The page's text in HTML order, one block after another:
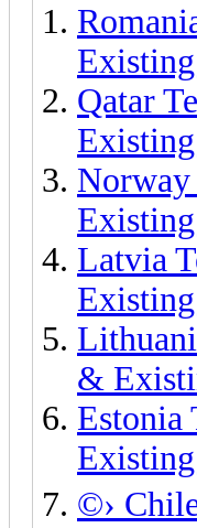
Qatar
Latvia
&
©›